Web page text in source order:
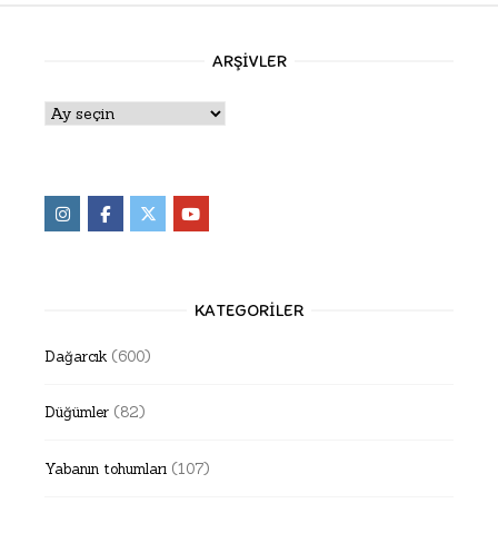
ARŞIVLER
Arşivler
KATEGORILER
Dağarcık (600)
Düğümler (82)
Yabanın tohumları (107)